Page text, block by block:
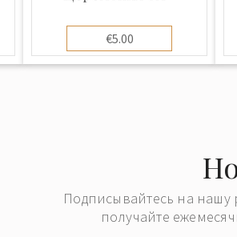
€5.00
Подписывайтесь на нашу
получайте